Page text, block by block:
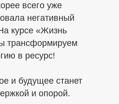
всего уже
негативный
курсе «Жизнь
в ресурс!
и будущее станет
и опорой.